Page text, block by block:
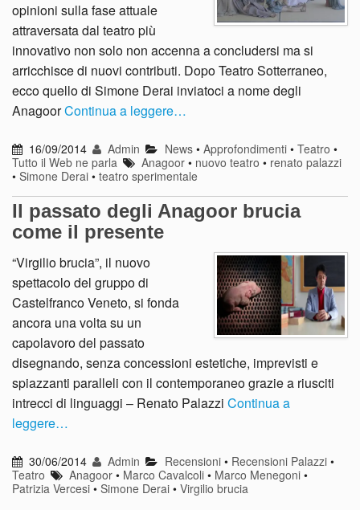
opinioni sulla fase attuale
attraversata dal teatro più
innovativo non solo non accenna a concludersi ma si
arricchisce di nuovi contributi. Dopo Teatro Sotterraneo,
ecco quello di Simone Derai inviatoci a nome degli
AnagoorContinua a leggere…
16/09/2014 Admin News• Approfondimenti• Teatro •
Tutto il Web ne parla
Anagoor • nuovo teatro • renato palazzi
• Simone Derai • teatro sperimentale
Il passato degli Anagoor brucia
come il presente
“Virgilio brucia”, il nuovo
spettacolo del gruppo di
Castelfranco Veneto, si fonda
ancora una volta su un
capolavoro del passato
disegnando, senza concessioni estetiche, imprevisti e
spiazzanti paralleli con il contemporaneo grazie a riusciti
intrecci di linguaggi – Renato Palazzi Continua a
leggere…
30/06/2014 Admin Recensioni• Recensioni Palazzi•
Teatro
Anagoor • Marco Cavalcoli • Marco Menegoni •
Patrizia Vercesi • Simone Derai • Virgilio brucia